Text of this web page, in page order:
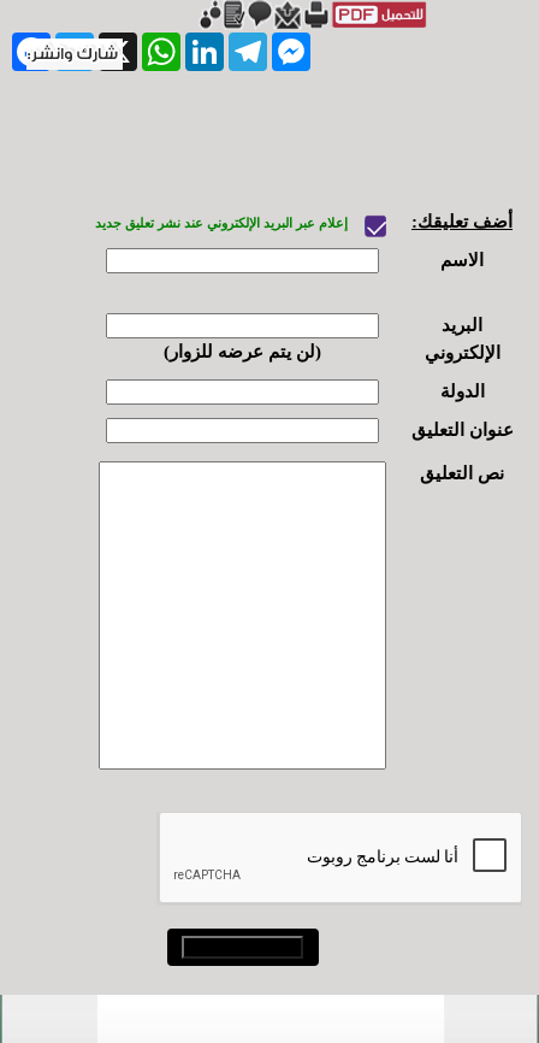
Twitter X
WhatsAppLinkedInTelegram
Messenger
أضف تعليقك: إعلام عبر البريد الإلكتروني عند نشر تعليق جديد
الاسم
البريد
الإلكتروني
(لن يتم عرضه للزوار)
الدولة
عنوان التعليق
نص التعليق